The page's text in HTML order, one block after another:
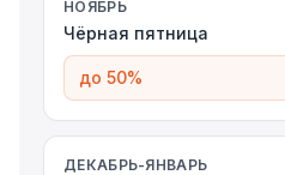
НОЯБРЬ
Чёрная пятница
до 50%
ДЕКАБРЬ-ЯНВАРЬ